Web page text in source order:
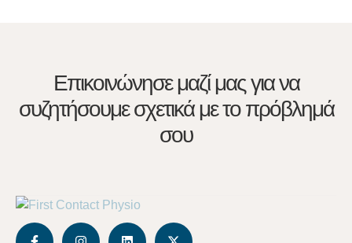
Επικοινώνησε μαζί μας για να
συζητήσουμε σχετικά με το πρόβλημά
σου